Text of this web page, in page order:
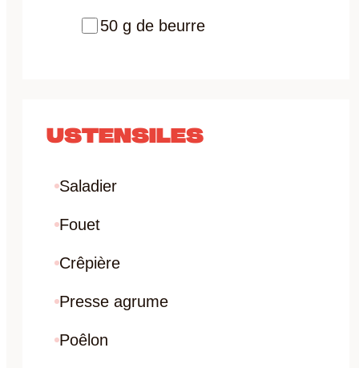
50 g de beurre
USTENSILES
Saladier
Fouet
Crêpière
Presse agrume
Poêlon